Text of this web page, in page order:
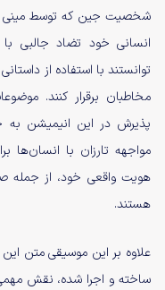
شخصیت جین که توسط مینی
انسانی خود تضاد جالبی با
توانستند با استفاده از
مخاطبان برقرار کنند.
پذیرش در این انیمیشن
مواجهه تارزان با انسان‌ها
هویت واقعی خود، از جمله
هستند.
ساخته و اجرا شده، نقش